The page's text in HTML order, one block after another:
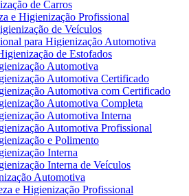
de Carros
e Higienização Profissional
de Veículos
para Higienização Automotiva
de Estofados
Automotiva
Automotiva Certificado
Automotiva com Certificado
Automotiva Completa
Automotiva Interna
Automotiva Profissional
e Polimento
Interna
Interna de Veículos
Automotiva
e Higienização Profissional